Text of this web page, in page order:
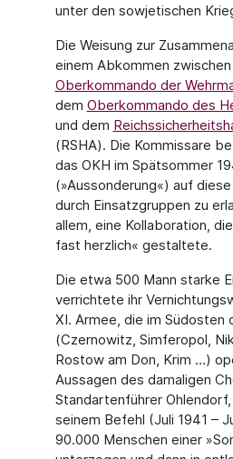
unter den sowjetischen
Die Weisung zur
einem Abkommen
Oberkommando der
dem Oberkommando des
und dem
(RSHA). Die Kommissare
das OKH im Spätsommer
(»Aussonderung«) auf
durch Einsatzgruppen zu
allem, eine Kollaboration,
fast herzlich« gestaltete.
Die etwa 500 Mann starke
verrichtete ihr
XI. Armee, die im Südosten
(Czernowitz, Simferopol,
Rostow am Don, Krim …)
Aussagen des damaligen
Standartenführer
seinem Befehl (Juli 1941 –
90.000 Menschen einer